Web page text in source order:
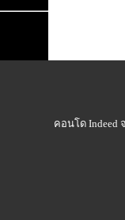
คอนโด Indeed